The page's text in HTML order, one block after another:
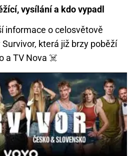
vysílání a kdo vypadl
informace o celosvětově
která již brzy poběží
a TV Nova ☠️